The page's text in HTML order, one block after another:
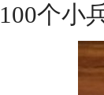
100个小